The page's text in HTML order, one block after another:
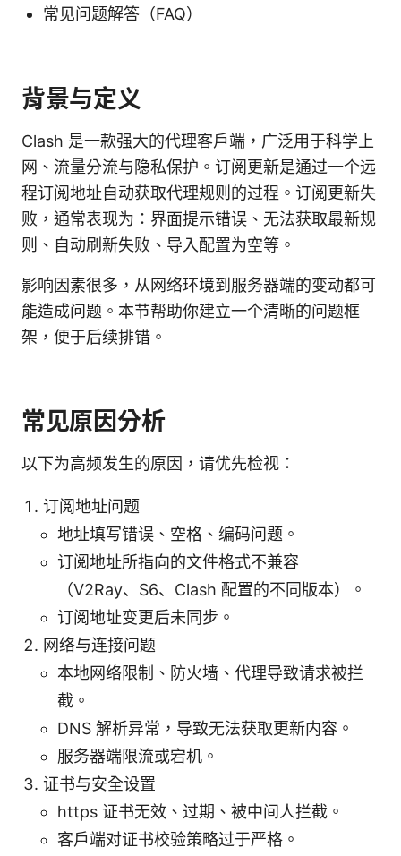
常见问题解答（FAQ）
背景与定义
Clash 是一款强大的代理客户端，广泛用于科学上
网、流量分流与隐私保护。订阅更新是通过一个远
程订阅地址自动获取代理规则的过程。订阅更新失
败，通常表现为：界面提示错误、无法获取最新规
则、自动刷新失败、导入配置为空等。
影响因素很多，从网络环境到服务器端的变动都可
能造成问题。本节帮助你建立一个清晰的问题框
架，便于后续排错。
常见原因分析
以下为高频发生的原因，请优先检视：
订阅地址问题
地址填写错误、空格、编码问题。
订阅地址所指向的文件格式不兼容
（V2Ray、S6、Clash 配置的不同版本）。
订阅地址变更后未同步。
网络与连接问题
本地网络限制、防火墙、代理导致请求被拦
截。
DNS 解析异常，导致无法获取更新内容。
服务器端限流或宕机。
证书与安全设置
https 证书无效、过期、被中间人拦截。
客户端对证书校验策略过于严格。